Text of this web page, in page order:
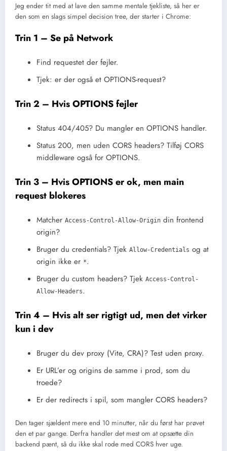
Jeg ender tit med at lave den samme mentale tjekliste, så her er
den som en slags simpel decision tree, der starter i Chrome:
Trin 1 – Se på Network
Find requestet der fejler.
Tjek: er der også et OPTIONS-request?
Trin 2 – Hvis OPTIONS fejler
Status 404/405? Du mangler en OPTIONS handler.
Status 200, men uden CORS headers? Tilføj CORS
middleware også for OPTIONS.
Trin 3 – Hvis OPTIONS er ok, men main
request blokeres
Matcher Access-Control-Allow-Origin din frontend
origin?
Bruger du credentials? Tjek Allow-Credentials og at
origin ikke er *.
Bruger du custom headers? Tjek Access-Control-
Allow-Headers.
Trin 4 – Hvis alt ser rigtigt ud, men det virker
kun i dev
Bruger du dev proxy (Vite, CRA)? Test uden proxy.
Er URL’er og origins de samme i prod, som du
troede?
Er der redirects i spil, som mangler CORS headers?
Den tager sjældent mere end 10 minutter, når du først har prøvet
den et par gange. Derfra handler det mest om at opsætte din
backend pænt, så du ikke skal rode med CORS hver uge.